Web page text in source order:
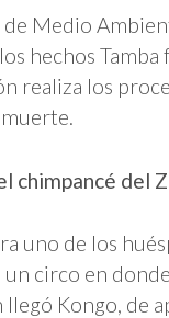
Medio
hechos
realiza los
chimpancé del
uno de los
circo en
Kongo, de